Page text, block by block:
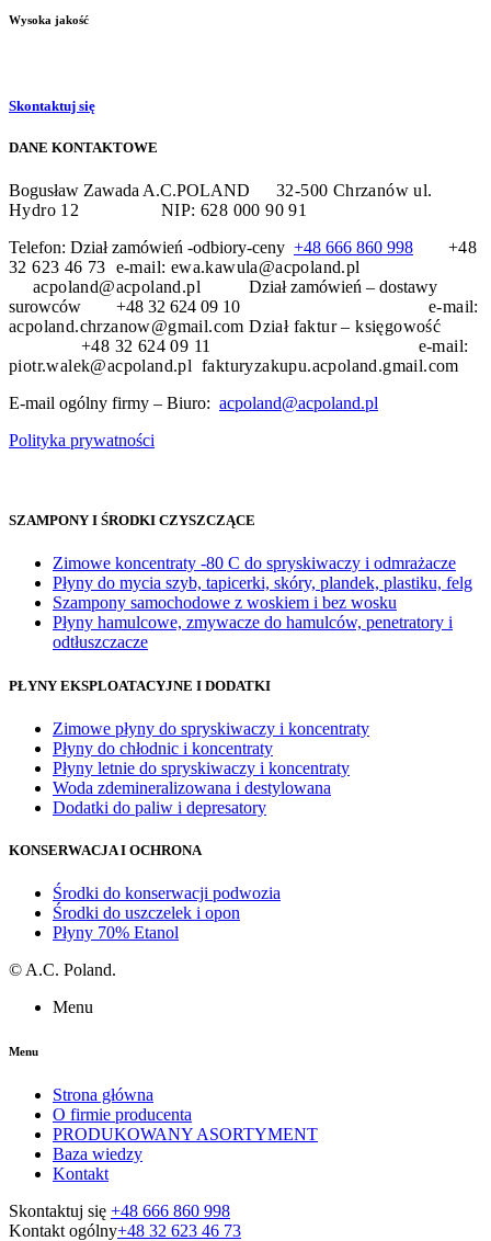
Wysoka jakość
Skontaktuj się
DANE KONTAKTOWE
Bogusław Zawada A.C.POLAND 32-500 Chrzanówul.
Hydro 12NIP: 628 000 90 91
Telefon: Dział zamówień -odbiory-ceny +48 666 860 998
+48
32 623 46 73 e-mail: ewa.kawula@acpoland.pl
acpoland@acpoland.pl Dział zamówień – dostawy
surowców +48 32 624 09 10 e-mail:
acpoland.chrzanow@gmail.comDział faktur – księgowość
+48 32 624 09 11 e-mail:
piotr.walek@acpoland.pl fakturyzakupu.acpoland.gmail.com
E-mail ogólny firmy – Biuro: acpoland@acpoland.pl
Polityka prywatności
SZAMPONY I ŚRODKI CZYSZCZĄCE
Zimowe koncentraty -80 C do spryskiwaczy i odmrażacze
Płyny do mycia szyb, tapicerki, skóry, plandek, plastiku, felg
Szampony samochodowe z woskiem i bez wosku
Płyny hamulcowe, zmywacze do hamulców, penetratory i
odtłuszczacze
PŁYNY EKSPLOATACYJNE I DODATKI
Zimowe płyny do spryskiwaczy i koncentraty
Płyny do chłodnic i koncentraty
Płyny letnie do spryskiwaczy i koncentraty
Woda zdemineralizowana i destylowana
Dodatki do paliw i depresatory
KONSERWACJA I OCHRONA
Środki do konserwacji podwozia
Środki do uszczelek i opon
Płyny 70% Etanol
© A.C. Poland.
Menu
Menu
Strona główna
O firmie producenta
PRODUKOWANY ASORTYMENT
Baza wiedzy
Kontakt
Skontaktuj się +48 666 860 998
Kontakt ogólny+48 32 623 46 73